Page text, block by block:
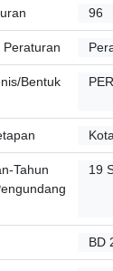
96
Peraturan
Bentuk
Tahun
19
BD